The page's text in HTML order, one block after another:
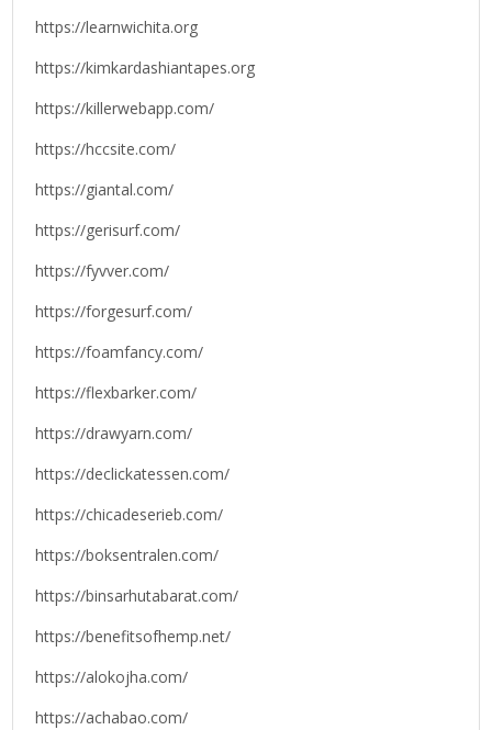
https://learnwichita.org
https://kimkardashiantapes.org
https://killerwebapp.com/
https://hccsite.com/
https://giantal.com/
https://gerisurf.com/
https://fyvver.com/
https://forgesurf.com/
https://foamfancy.com/
https://flexbarker.com/
https://drawyarn.com/
https://declickatessen.com/
https://chicadeserieb.com/
https://boksentralen.com/
https://binsarhutabarat.com/
https://benefitsofhemp.net/
https://alokojha.com/
https://achabao.com/